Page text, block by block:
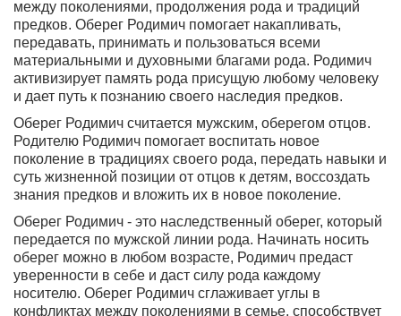
между поколениями, продолжения рода и традиций
предков. Оберег Родимич помогает накапливать,
передавать, принимать и пользоваться всеми
материальными и духовными благами рода. Родимич
активизирует память рода присущую любому человеку
и дает путь к познанию своего наследия предков.
Оберег Родимич считается мужским, оберегом отцов.
Родителю Родимич помогает воспитать новое
поколение в традициях своего рода, передать навыки и
суть жизненной позиции от отцов к детям, воссоздать
знания предков и вложить их в новое поколение.
Оберег Родимич - это наследственный оберег, который
передается по мужской линии рода. Начинать носить
оберег можно в любом возрасте, Родимич предаст
уверенности в себе и даст силу рода каждому
носителю. Оберег Родимич сглаживает углы в
конфликтах между поколениями в семье, способствует